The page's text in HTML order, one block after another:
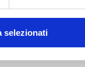
selezionati